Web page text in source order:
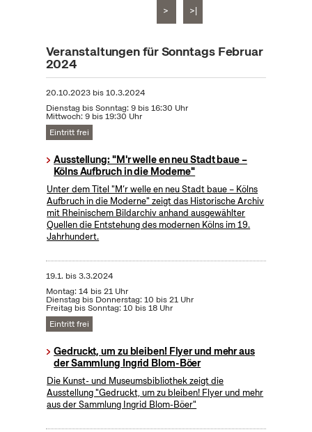
> >|
Veranstaltungen für Sonntags Februar
2024
20.10.2023bis10.3.2024
Dienstag bis Sonntag: 9 bis 16:30 Uhr
Mittwoch: 9 bis 19:30 Uhr
Eintritt frei
Ausstellung: "M'r welle en neu Stadt baue –
Kölns Aufbruch in die Moderne"
Unter dem Titel "M’r welle en neu Stadt baue – Kölns
Aufbruch in die Moderne" zeigt das Historische Archiv
mit Rheinischem Bildarchiv anhand ausgewählter
Quellen die Entstehung des modernen Kölns im 19.
Jahrhundert.
19.1. bis3.3.2024
Montag: 14 bis 21 Uhr
Dienstag bis Donnerstag: 10 bis 21 Uhr
Freitag bis Sonntag: 10 bis 18 Uhr
Eintritt frei
Gedruckt, um zu bleiben! Flyer und mehr aus
der Sammlung Ingrid Blom-Böer
Die Kunst- und Museumsbibliothek zeigt die
Ausstellung "Gedruckt, um zu bleiben! Flyer und mehr
aus der Sammlung Ingrid Blom-Böer"